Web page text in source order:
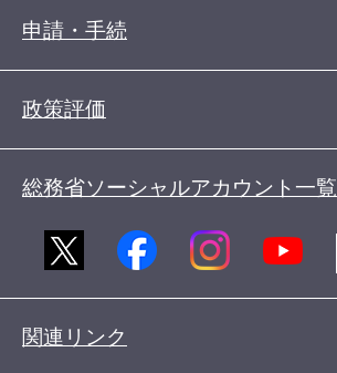
申請・手続
政策評価
総務省ソーシャルアカウント一覧
関連リンク